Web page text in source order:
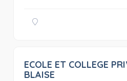
ECOLE ET COLLEGE
BLAISE